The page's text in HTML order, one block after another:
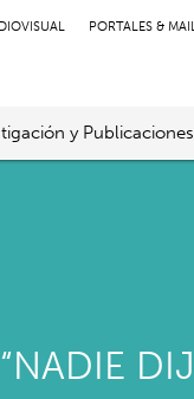
PORTALES &
y Publicaciones